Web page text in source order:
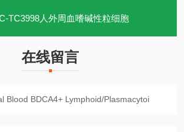
TC3998人外周血嗜碱性粒细胞
在线留言